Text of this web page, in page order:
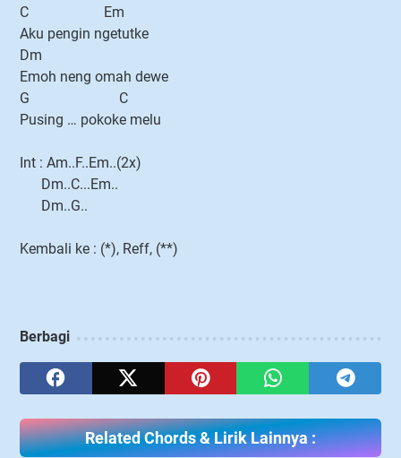
C Em
Aku pengin ngetutke
Dm
Emoh neng omah dewe
G C
Pusing … pokoke melu
Int : Am..F..Em..(2x)
Dm..C...Em..
Dm..G..
Kembali ke : (*), Reff, (**)
Berbagi
Related Chords & Lirik Lainnya :